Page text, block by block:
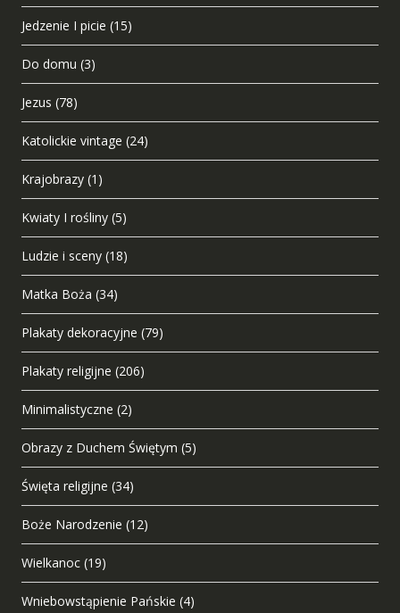
Jedzenie I picie (15)
Do domu (3)
Jezus (78)
Katolickie vintage (24)
Krajobrazy (1)
Kwiaty I rośliny (5)
Ludzie i sceny (18)
Matka Boża (34)
Plakaty dekoracyjne (79)
Plakaty religijne (206)
Minimalistyczne (2)
Obrazy z Duchem Świętym (5)
Święta religijne (34)
Boże Narodzenie (12)
Wielkanoc (19)
Wniebowstąpienie Pańskie (4)